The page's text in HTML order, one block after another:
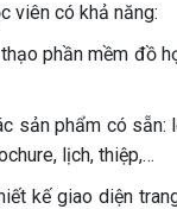
viên có khả năng:
phần mềm đồ
sản phẩm có sẵn:
lịch, thiệp,…
kế giao diện